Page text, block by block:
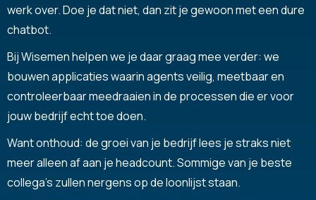
werk over. Doe je dat niet, dan zit je gewoon met een dure
chatbot.
Bij Wisemen helpen we je daar graag mee verder: we
bouwen applicaties waarin agents veilig, meetbaar en
controleerbaar meedraaien in de processen die er voor
jouw bedrijf echt toe doen.
Want onthoud: de groei van je bedrijf lees je straks niet
meer alleen af aan je headcount. Sommige van je beste
collega's zullen nergens op de loonlijst staan.